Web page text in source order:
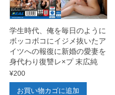
学生時代、俺を毎日のように
ボッコボコにイジメ抜いたア
イツへの報復に新婚の愛妻を
身代わり復讐レ×プ 末広純
¥200
お買い物カゴに追加